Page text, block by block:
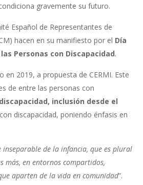
gravemente su futuro.
Español de Representantes de
hacen en su manifiesto por el Día
Personas con Discapacidad.
2019, a propuesta de CERMI. Este
de entre las personas con
inclusión desde el
discapacidad, poniendo énfasis en
de la infancia, que es plural
más, en entornos compartidos,
aparten de la vida en comunidad”.